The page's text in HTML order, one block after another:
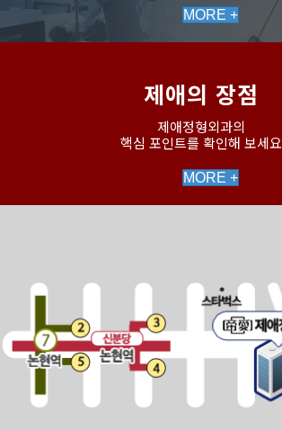
MORE +
제애의 장점
제애정형외과의
핵심 포인트를 확인해 보세요
MORE +